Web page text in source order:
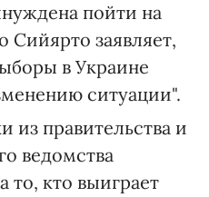
пойти на
Сийярто заявляет,
в Украине
ситуации".
из правительства и
ведомства
то, кто выиграет